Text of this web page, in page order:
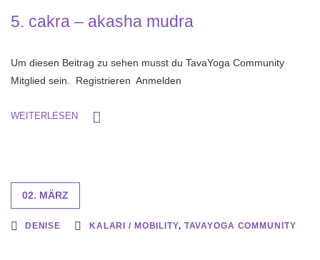
5. cakra – akasha mudra
Um diesen Beitrag zu sehen musst du TavaYoga Community
Mitglied sein. Registrieren Anmelden
WEITERLESEN
02. MÄRZ
DENISE KALARI / MOBILITY, TAVAYOGA COMMUNITY